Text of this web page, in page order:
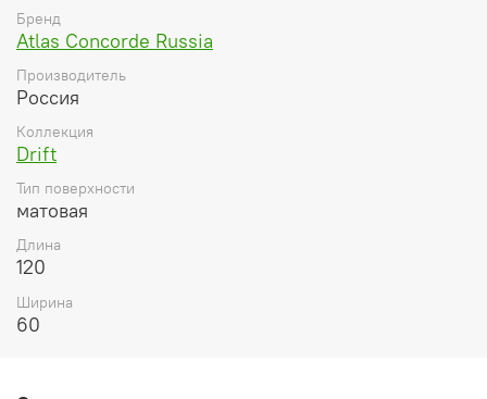
Бренд
Atlas Concorde Russia
Производитель
Россия
Коллекция
Drift
Тип поверхности
матовая
Длина
120
Ширина
60